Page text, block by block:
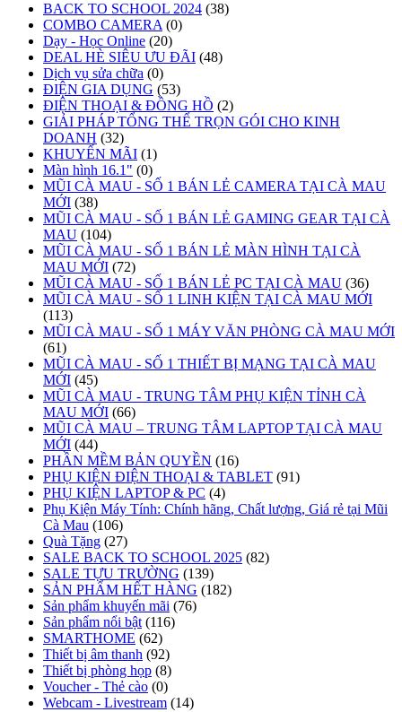
BACK TO SCHOOL 2024 (38)
COMBO CAMERA (0)
Dạy - Học Online (20)
DEAL HÈ SIÊU ƯU ĐÃI (48)
Dịch vụ sửa chữa (0)
ĐIỆN GIA DỤNG (53)
ĐIỆN THOẠI & ĐỒNG HỒ (2)
GIẢI PHÁP TỔNG THỂ TRỌN GÓI CHO KINH
DOANH (32)
KHUYẾN MÃI (1)
Màn hình 16.1" (0)
MŨI CÀ MAU - SỐ 1 BÁN LẺ CAMERA TẠI CÀ MAU
MỚI (38)
MŨI CÀ MAU - SỐ 1 BÁN LẺ GAMING GEAR TẠI CÀ
MAU (104)
MŨI CÀ MAU - SỐ 1 BÁN LẺ MÀN HÌNH TẠI CÀ
MAU MỚI (72)
MŨI CÀ MAU - SỐ 1 BÁN LẺ PC TẠI CÀ MAU (36)
MŨI CÀ MAU - SỐ 1 LINH KIỆN TẠI CÀ MAU MỚI
(113)
MŨI CÀ MAU - SỐ 1 MÁY VĂN PHÒNG CÀ MAU MỚI
(61)
MŨI CÀ MAU - SỐ 1 THIẾT BỊ MẠNG TẠI CÀ MAU
MỚI (45)
MŨI CÀ MAU - TRUNG TÂM PHỤ KIỆN TỈNH CÀ
MAU MỚI (66)
MŨI CÀ MAU – TRUNG TÂM LAPTOP TẠI CÀ MAU
MỚI (44)
PHẦN MỀM BẢN QUYỀN (16)
PHỤ KIỆN ĐIỆN THOẠI & TABLET (91)
PHỤ KIỆN LAPTOP & PC (4)
Phụ Kiện Máy Tính: Chính hãng, Chất lượng, Giá rẻ tại Mũi
Cà Mau (106)
Quà Tặng (27)
SALE BACK TO SCHOOL 2025 (82)
SALE TỰU TRƯỜNG (139)
SẢN PHẨM HẾT HÀNG (182)
Sản phẩm khuyến mãi (76)
Sản phẩm nổi bật (116)
SMARTHOME (62)
Thiết bị âm thanh (92)
Thiết bị phòng họp (8)
Voucher - Thẻ cào (0)
Webcam - Livestream (14)